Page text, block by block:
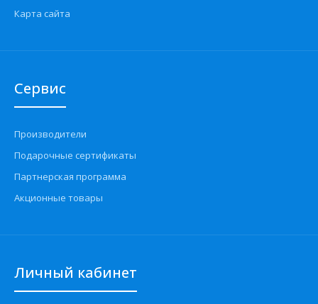
Карта сайта
Сервис
Производители
Подарочные сертификаты
Партнерская программа
Акционные товары
Личный кабинет